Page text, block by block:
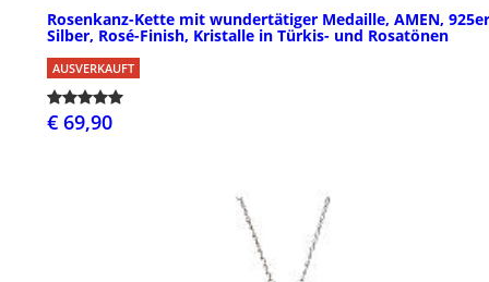
Rosenkanz-Kette mit wundertätiger Medaille, AMEN, 925er
Silber, Rosé-Finish, Kristalle in Türkis- und Rosatönen
AUSVERKAUFT
€ 69,90